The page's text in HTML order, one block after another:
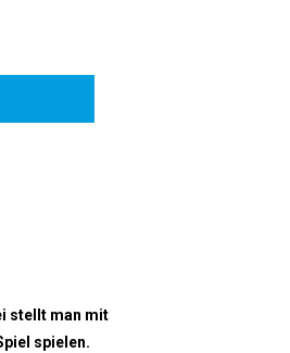
stellt man mit
spielen.